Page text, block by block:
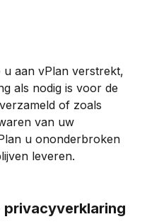
u aan vPlan verstrekt,
als nodig is voor de
of zoals
van uw
u ononderbroken
leveren.
privacyverklaring